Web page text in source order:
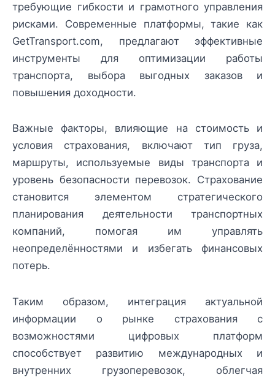
требующие гибкости и грамотного управления
рисками. Современные платформы, такие как
GetTransport.com, предлагают эффективные
инструменты для оптимизации работы
транспорта, выбора выгодных заказов и
повышения доходности.
Важные факторы, влияющие на стоимость и
условия страхования, включают тип груза,
маршруты, используемые виды транспорта и
уровень безопасности перевозок. Страхование
становится элементом стратегического
планирования деятельности транспортных
компаний, помогая им управлять
неопределённостями и избегать финансовых
потерь.
Таким образом, интеграция актуальной
информации о рынке страхования с
возможностями цифровых платформ
способствует развитию международных и
внутренних грузоперевозок, облегчая